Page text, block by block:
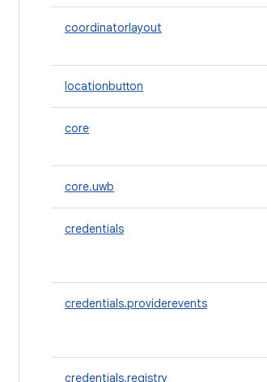
coordinatorlayout
locationbutton
core
core.uwb
credentials
credentials.providerevents
credentials.registry